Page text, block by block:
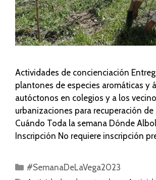
Actividades de concienciación
plantones de especies aromáticas y
autóctonos en colegios y a los
urbanizaciones para recuperación de
Cuándo Toda la semana Dónde
Inscripción No requiere inscripción
#SemanaDeLaVega2023